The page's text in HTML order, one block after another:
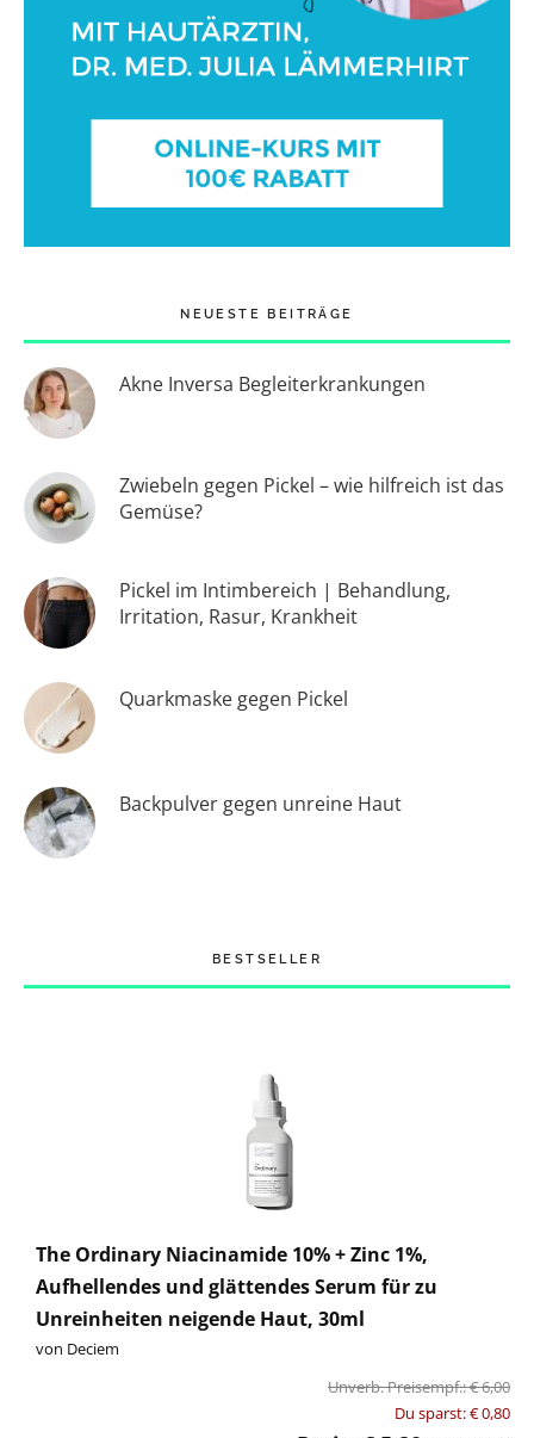
NEUESTE BEITRÄGE
Akne Inversa Begleiterkrankungen
Zwiebeln gegen Pickel – wie hilfreich ist das
Gemüse?
Pickel im Intimbereich | Behandlung,
Irritation, Rasur, Krankheit
Quarkmaske gegen Pickel
Backpulver gegen unreine Haut
BESTSELLER
The Ordinary Niacinamide 10% + Zinc 1%,
Aufhellendes und glättendes Serum für zu
Unreinheiten neigende Haut, 30ml
von Deciem
Unverb. Preisempf.: € 6,00
Du sparst: € 0,80